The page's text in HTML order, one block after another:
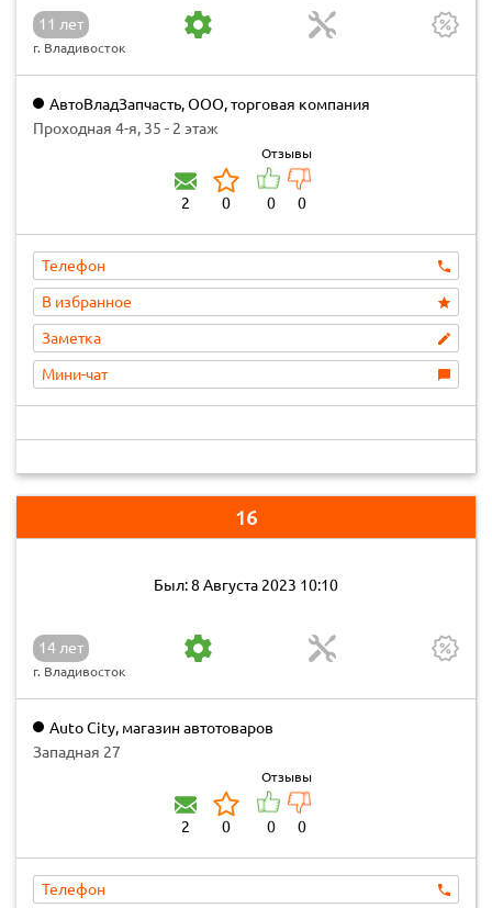
11 лет
г. Владивосток
АвтоВладЗапчасть, ООО, торговая компания
Проходная 4-я, 35 - 2 этаж
2 0
Отзывы
0 0
Телефон
В избранное
Заметка
Мини-чат
16
Был: 8 Августа 2023 10:10
14 лет
г. Владивосток
Auto City, магазин автотоваров
Западная 27
2 0
Отзывы
0 0
Телефон